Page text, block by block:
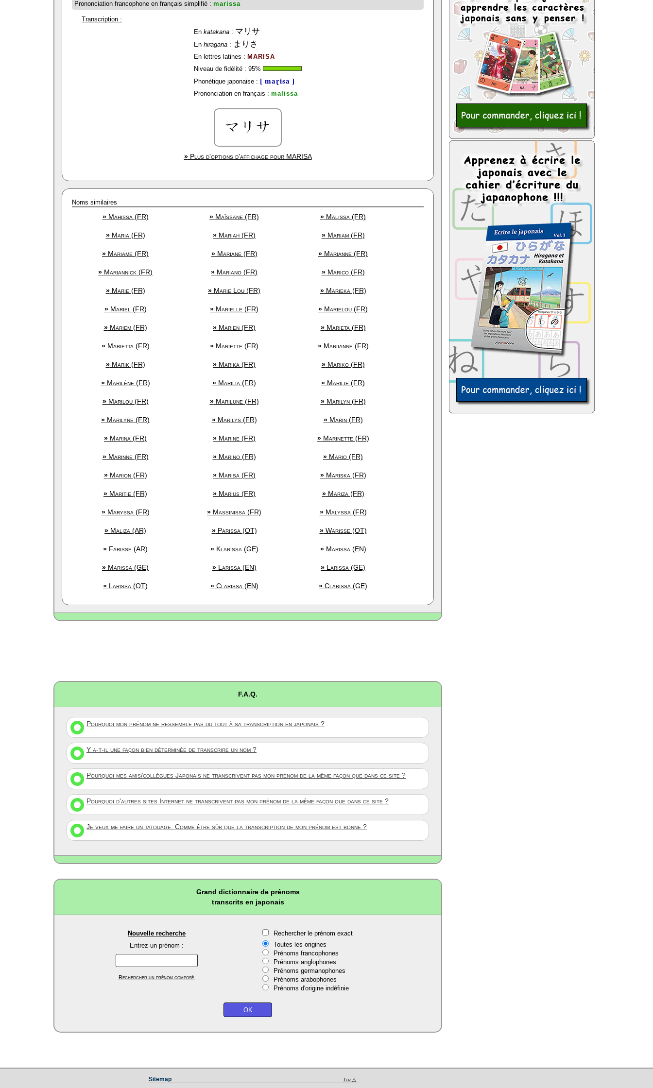
Prononciation francophone en français simplifié : marissa
Transcription :
En katakana : マリサ
En hiragana : まりさ
En lettres latines : MARISA
Niveau de fidélité : 95%
Phonétique japonaise : [ maɽisa ]
Prononciation en français : malissa
»Plus d'options d'affichage pourMARISA
Noms similaires
»Mahissa (FR) » Maîssane (FR) » Malissa (FR)
»Maria (FR) » Mariah (FR) »Mariam (FR)
» Mariame (FR) »Mariane (FR) » Marianne (FR)
» Mariannick (FR) » Mariano (FR) »Marico (FR)
»Marie (FR) » Marie Lou (FR) »Marieka (FR)
»Mariel (FR) » Marielle (FR) » Marielou (FR)
»Mariem (FR) » Marien (FR) »Marieta (FR)
»Marietta (FR) » Mariette (FR) »Mariianne (FR)
»Marik (FR) » Marika (FR) »Mariko (FR)
»Marilène (FR) » Marilia (FR) » Marilie (FR)
»Marilou (FR) »Marilune (FR) »Marilyn (FR)
» Marilyne (FR) »Marilys (FR) »Marin (FR)
» Marina (FR) » Marine (FR) »Marinette (FR)
»Marinne (FR) »Marino (FR) » Mario (FR)
»Marion (FR) » Marisa (FR) »Mariska (FR)
» Maritie (FR) » Marius (FR) »Mariza (FR)
»Maryssa (FR) » Massinissa (FR) »Malyssa (FR)
» Maliza (AR) »Parissa (OT) »Warisse (OT)
» Farisse (AR) »Klarissa (GE) »Marissa (EN)
» Marissa (GE) »Larissa (EN) » Larissa (GE)
» Larissa (OT) »Clarissa (EN) » Clarissa (GE)
F.A.Q.
Pourquoi mon prénom ne ressemble pas du tout à sa transcription en japonais ?
Y a-t-il une façon bien déterminée de transcrire un nom ?
Pourquoi mes amis/collègues Japonais ne transcrivent pas mon prénom de la même façon que dans ce site ?
Pourquoi d'autres sites Internet ne transcrivent pas mon prénom de la même façon que dans ce site ?
Je veux me faire un tatouage. Comme être sûr que la transcription de mon prénom est bonne ?
Grand dictionnaire de prénoms
transcrits en japonais
Nouvelle recherche
Entrez un prénom :
Rechercher un prénom composé.
Rechercher le prénom exact
Toutes les origines
Prénoms francophones
Prénoms anglophones
Prénoms germanophones
Prénoms arabophones
Prénoms d'origine indéfinie
Sitemap Top △